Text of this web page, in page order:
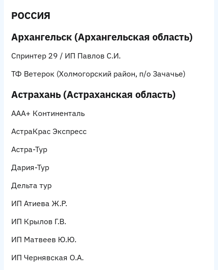
РОССИЯ
Архангельск (Архангельская область)
Спринтер 29 / ИП Павлов С.И.
ТФ Ветерок (Холмогорский район, п/о Зачачье)
Астрахань (Астраханская область)
ААА+ Континенталь
АстраКрас Экспресс
Астра-Тур
Дария-Тур
Дельта тур
ИП Атиева Ж.Р.
ИП Крылов Г.В.
ИП Матвеев Ю.Ю.
ИП Чернявская О.А.